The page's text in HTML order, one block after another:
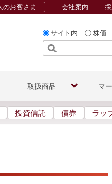
サイト内 株価
のお客さま 会社案内
取扱商品 マ
投資信託 債券 ラッ